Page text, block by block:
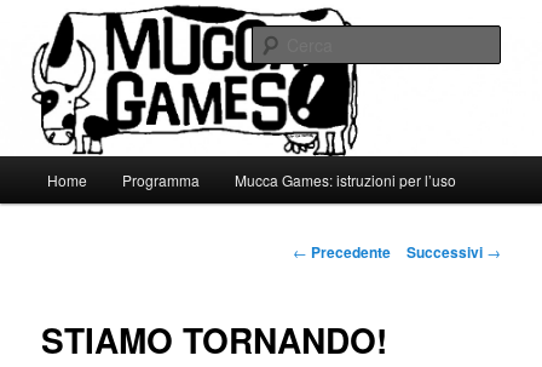
contenuto
principaleMucca Games
Gli adoratori della Grande Mucca
principale
Home Programma Mucca Games: istruzioni per l’uso
Navigazione
← Precedente Successivi →
STIAMO TORNANDO!